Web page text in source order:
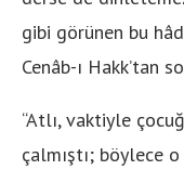
gibi görünen bu
Cenâb-ı Hakk’tan
“Atlı, vaktiyle
çalmıştı; böylece